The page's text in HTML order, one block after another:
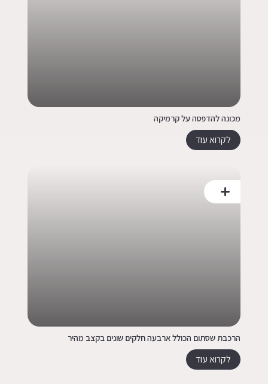
מכונה להדפסה על קרמיקה
לקרוא עוד
הרכבת שסתום הכולל ארבעה חלקים שונים בקצב מהיר
לקרוא עוד